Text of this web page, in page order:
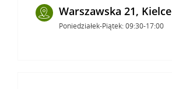
Warszawska 21, Kielce
Poniedziałek-Piątek: 09:30-17:00